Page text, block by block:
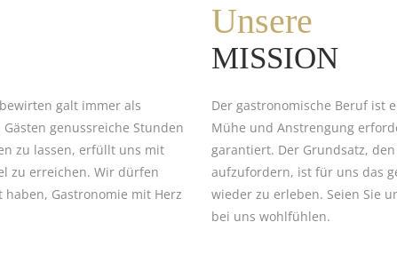
galt immer als
genussreiche Stunden
zu lassen, erfüllt uns mit
zu erreichen. Wir dürfen
Gastronomie mit Herz
Unsere
MISSION
Der gastronomische Beruf ist
Mühe und Anstrengung
garantiert. Der Grundsatz,
aufzufordern, ist für uns das
wieder zu erleben. Seien Sie
bei uns wohlfühlen.